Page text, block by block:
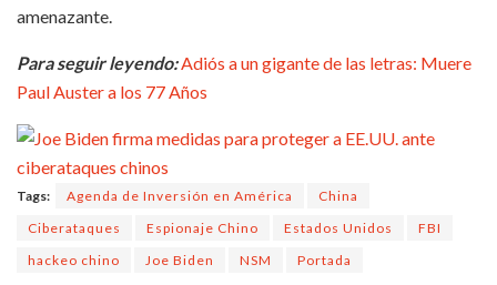
amenazante.
Para seguir leyendo:Adiós a un gigante de las letras: Muere
Paul Auster a los 77 Años
Tags: Agenda de Inversión en América
China
Ciberataques
Espionaje Chino Estados Unidos
FBI
hackeo chino
Joe Biden NSM Portada